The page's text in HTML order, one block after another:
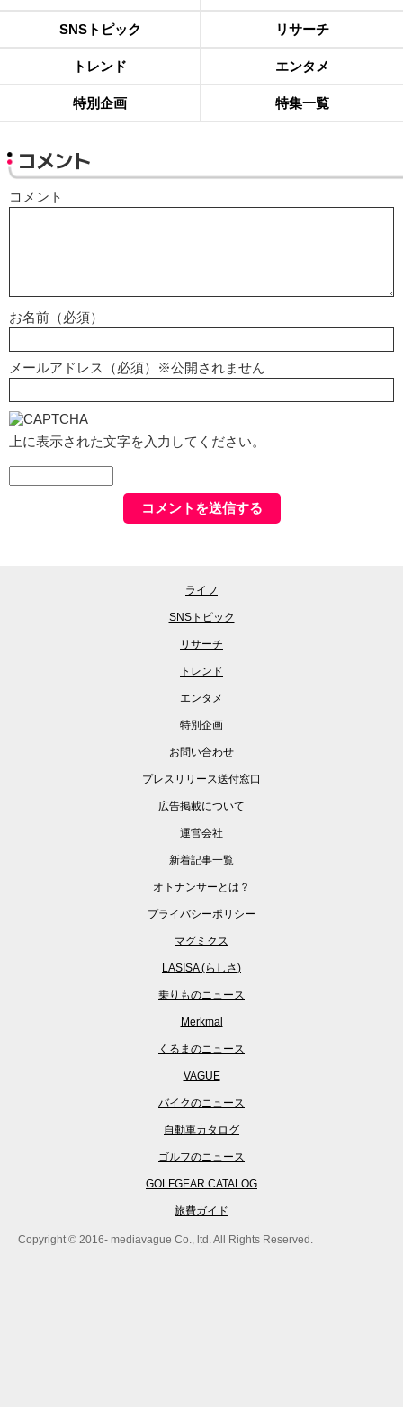
SNSトピック リサーチ
トレンド エンタメ
特別企画 特集一覧
コメント
コメント
お名前（必須）
メールアドレス（必須）※公開されません
上に表示された文字を入力してください。
ライフ
SNSトピック
リサーチ
トレンド
エンタメ
特別企画
お問い合わせ
プレスリリース送付窓口
広告掲載について
運営会社
新着記事一覧
オトナンサーとは？
プライバシーポリシー
マグミクス
LASISA (らしさ)
乗りものニュース
Merkmal
くるまのニュース
VAGUE
バイクのニュース
自動車カタログ
ゴルフのニュース
GOLFGEAR CATALOG
旅費ガイド
Copyright © 2016- mediavague Co., ltd. All Rights Reserved.